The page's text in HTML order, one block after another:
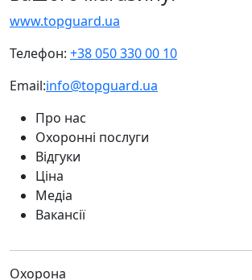
www.topguard.ua
Телефон: +38 050 330 00 10
Email:info@topguard.ua
Про нас
Охоронні послуги
Відгуки
Ціна
Медіа
Вакансії
Охорона